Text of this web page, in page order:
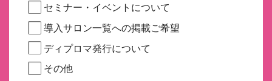
セミナー・イベントについて
導入サロン一覧への掲載ご希望
ディプロマ発行について
その他